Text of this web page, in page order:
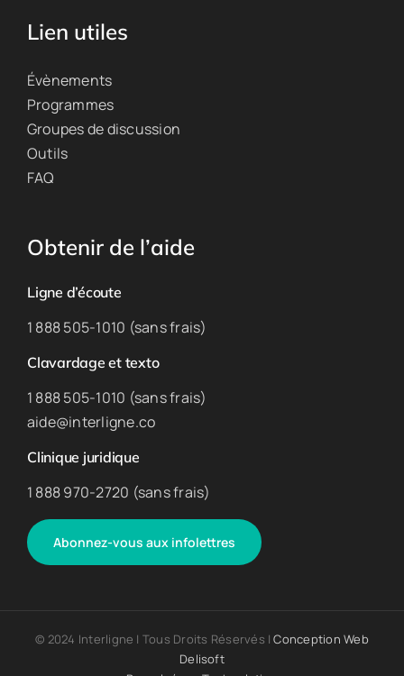
Lien utiles
Évènements
Programmes
Groupes de discussion
Outils
FAQ
Obtenir de l’aide
Ligne d’écoute
1 888 505-1010 (sans frais)
Clavardage et texto
1 888 505-1010 (sans frais)
aide@interligne.co
Clinique juridique
1 888 970-2720 (sans frais)
Abonnez-vous aux infolettres
© 2024 Interligne | Tous Droits Réservés |Conception Web
Delisoft